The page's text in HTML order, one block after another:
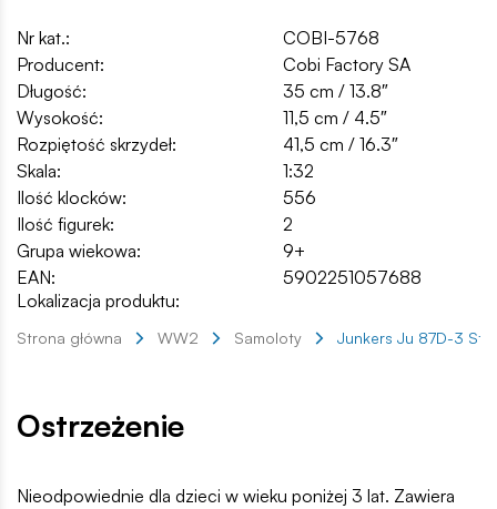
Nr kat.:
COBI-5768
Producent:
Cobi Factory SA
Długość:
35 cm / 13.8″
Wysokość:
11,5 cm / 4.5″
Rozpiętość skrzydeł:
41,5 cm / 16.3″
Skala:
1:32
Ilość klocków:
556
Ilość figurek:
2
Grupa wiekowa:
9+
EAN:
5902251057688
Lokalizacja produktu:
Strona główna WW2 Samoloty Junkers Ju 87D-3
Ostrzeżenie
Nieodpowiednie dla dzieci w wieku poniżej 3 lat. Zawiera